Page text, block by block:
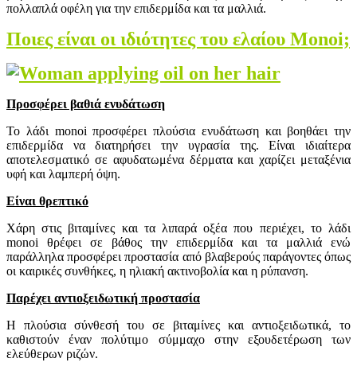
πολλαπλά οφέλη για την επιδερμίδα και τα μαλλιά.
Ποιες είναι οι ιδιότητες του ελαίου Monoi;
Προσφέρει βαθιά ενυδάτωση
Το λάδι monoi προσφέρει πλούσια ενυδάτωση και βοηθάει την
επιδερμίδα να διατηρήσει την υγρασία της. Είναι ιδιαίτερα
αποτελεσματικό σε αφυδατωμένα δέρματα και χαρίζει μεταξένια
υφή και λαμπερή όψη.
Είναι θρεπτικό
Χάρη στις βιταμίνες και τα λιπαρά οξέα που περιέχει, το λάδι
monoi θρέφει σε βάθος την επιδερμίδα και τα μαλλιά ενώ
παράλληλα προσφέρει προστασία από βλαβερούς παράγοντες όπως
οι καιρικές συνθήκες, η ηλιακή ακτινοβολία και η ρύπανση.
Παρέχει αντιοξειδωτική προστασία
Η πλούσια σύνθεσή του σε βιταμίνες και αντιοξειδωτικά, το
καθιστούν έναν πολύτιμο σύμμαχο στην εξουδετέρωση των
ελεύθερων ριζών.